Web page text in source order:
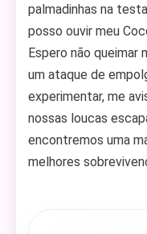
palmadinhas na
posso ouvir meu
Espero não queimar
um ataque de
experimentar, me
nossas loucas
encontremos uma
melhores